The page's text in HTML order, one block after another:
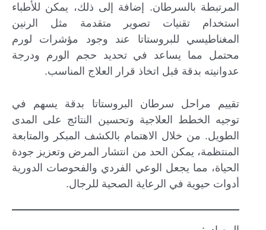
المرتبطة بالسرطان. إضافة إلى ذلك، يمكن للأطباء
استخدام تقنيات تصوير متقدمة مثل الرنين
المغناطيسي للبروستاتا عند وجود مؤشرات لورم
محتمل مما يساعد في تحديد حجم الورم ودرجة
عدوانيته بدقة قبل اتخاذ قرار العلاج المناسب.
تقييم مراحل سرطان البروستاتا بدقة يسهم في
توجيه الخطط العلاجية وتحسين النتائج على المدى
الطويل. من خلال الاهتمام بالكشف المبكر والمتابعة
المنتظمة، يمكن الحد من انتشار المرض وتعزيز جودة
الحياة، مما يجعل الوعي الفردي والفحوصات الدورية
أدوات حيوية في الرعاية الصحية للرجال.